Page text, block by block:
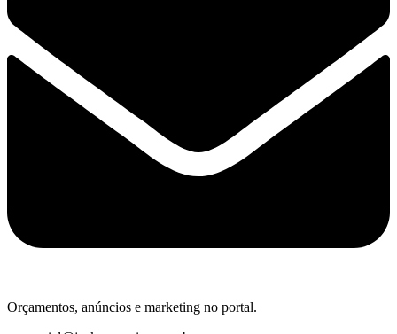
Orçamentos, anúncios e marketing no portal.